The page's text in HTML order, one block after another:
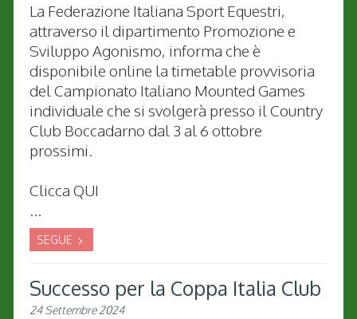
La Federazione Italiana Sport Equestri,
attraverso il dipartimento Promozione e
Sviluppo Agonismo, informa che è
disponibile online la timetable provvisoria
del Campionato Italiano Mounted Games
individuale che si svolgerà presso il Country
Club Boccadarno dal 3 al 6 ottobre
prossimi.
Clicca QUI
...
SEGUE
Successo per la Coppa Italia Club
24 Settembre 2024